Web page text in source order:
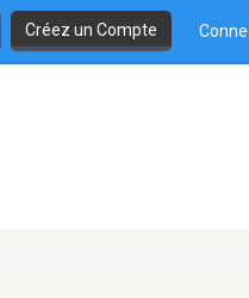
Créez un Compte